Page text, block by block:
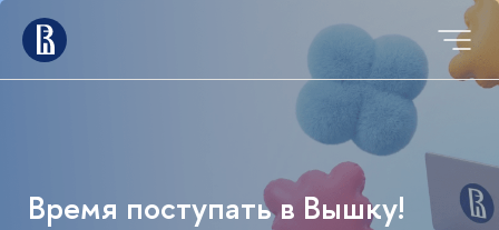
Время поступать в Вышку!